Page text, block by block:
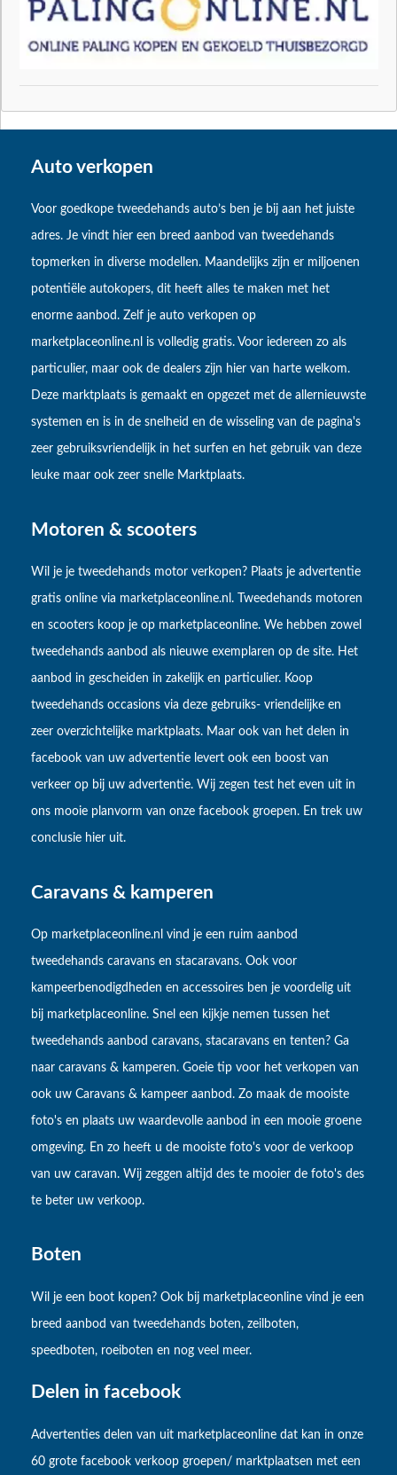
Auto verkopen
Voor goedkope tweedehands auto’s ben je bij aan het juiste
adres. Je vindt hier een breed aanbod van tweedehands
topmerken in diverse modellen. Maandelijks zijn er miljoenen
potentiële autokopers, dit heeft alles te maken met het
enorme aanbod. Zelf je auto verkopen op
marketplaceonline.nl is volledig gratis. Voor iedereen zo als
particulier, maar ook de dealers zijn hier van harte welkom.
Deze marktplaats is gemaakt en opgezet met de allernieuwste
systemen en is in de snelheid en de wisseling van de pagina's
zeer gebruiksvriendelijk in het surfen en het gebruik van deze
leuke maar ook zeer snelle Marktplaats.
Motoren & scooters
Wil je je tweedehands motor verkopen? Plaats je advertentie
gratis online via marketplaceonline.nl. Tweedehands motoren
en scooters koop je op marketplaceonline. We hebben zowel
tweedehands aanbod als nieuwe exemplaren op de site. Het
aanbod in gescheiden in zakelijk en particulier. Koop
tweedehands occasions via deze gebruiks- vriendelijke en
zeer overzichtelijke marktplaats. Maar ook van het delen in
facebook van uw advertentie levert ook een boost van
verkeer op bij uw advertentie. Wij zegen test het even uit in
ons mooie planvorm van onze facebook groepen. En trek uw
conclusie hier uit.
Caravans & kamperen
Op marketplaceonline.nl vind je een ruim aanbod
tweedehands caravans en stacaravans. Ook voor
kampeerbenodigdheden en accessoires ben je voordelig uit
bij marketplaceonline. Snel een kijkje nemen tussen het
tweedehands aanbod caravans, stacaravans en tenten? Ga
naar caravans & kamperen. Goeie tip voor het verkopen van
ook uw Caravans & kampeer aanbod. Zo maak de mooiste
foto's en plaats uw waardevolle aanbod in een mooie groene
omgeving. En zo heeft u de mooiste foto's voor de verkoop
van uw caravan. Wij zeggen altijd des te mooier de foto's des
te beter uw verkoop.
Boten
Wil je een boot kopen? Ook bij marketplaceonline vind je een
breed aanbod van tweedehands boten, zeilboten,
speedboten, roeiboten en nog veel meer.
Delen in facebook
Advertenties delen van uit marketplaceonline dat kan in onze
60 grote facebook verkoop groepen/ marktplaatsen met een